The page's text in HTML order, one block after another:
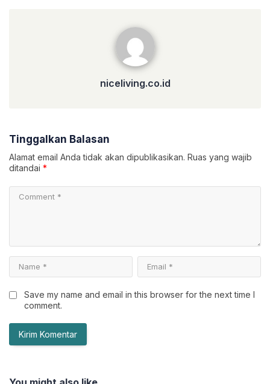
niceliving.co.id
Tinggalkan Balasan
Alamat email Anda tidak akan dipublikasikan. Ruas yang wajib
ditandai *
Save my name and email in this browser for the next time I
comment.